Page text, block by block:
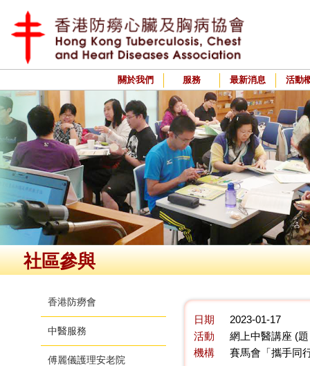
關於我們 服務 最新消息 活動
社區參與
香港防癆會
中醫服務
傅麗儀護理安老院
日期
2023-01-17
活動
網上中醫講座 (
機構
賽馬會「攜手同